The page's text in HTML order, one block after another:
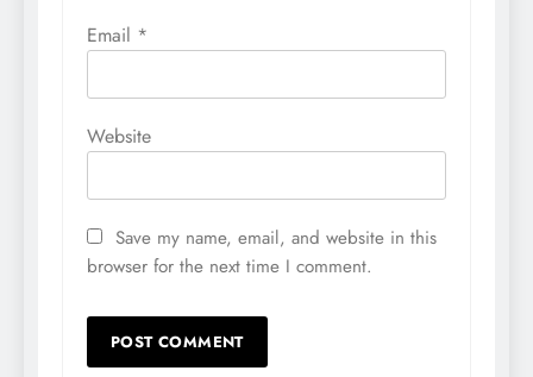
Email *
Website
Save my name, email, and website in this
browser for the next time I comment.